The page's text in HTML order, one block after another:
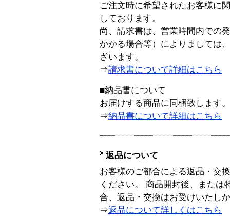
ご注文時に希望されたお客様に
しております。
尚、請求書は、営業時間内での
かかる場合等）によりましては
ざいます。
⇒請求書について詳細はこちら
■納品書について
お届けする商品に同梱致します。
⇒納品書について詳細はこちら
返品について
お客様のご都合による返品・交
ください。 商品開封後、または
合、返品・交換はお受けいたし
⇒返品について詳しくはこちら